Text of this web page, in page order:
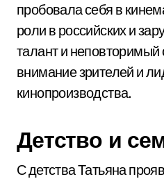
пробовала себя в
роли в российских и
талант и неповторимый
внимание зрителей и
кинопроизводства.
Детство и
С детства Татьяна